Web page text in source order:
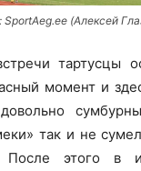
SportAeg.ee (Алексей
тартусцы
момент и
так и не
После этого в